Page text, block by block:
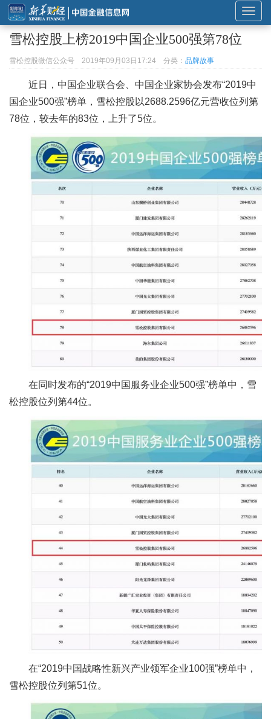
展
开
导
航
雪松控股上榜2019中国企业500强第78位
雪松控股微信公众号 2019年09月03日17:24 分类： 品牌故事
近日，中国企业联合会、中国企业家协会发布“2019中
国企业500强”榜单，雪松控股以2688.2596亿元营收位列第
78位，较去年的83位，上升了5位。
在同时发布的“2019中国服务业企业500强”榜单中，雪
松控股位列第44位。
在“2019中国战略性新兴产业领军企业100强”榜单中，
雪松控股位列第51位。